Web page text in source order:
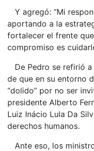
Y agregó: “Mi
aportando a la
fortalecer el frente
compromiso es
De Pedro se refirió a
de que en su entorno
“dolido” por no ser
presidente Alberto
Luiz Inácio Lula Da
derechos humanos.
Ante eso, los